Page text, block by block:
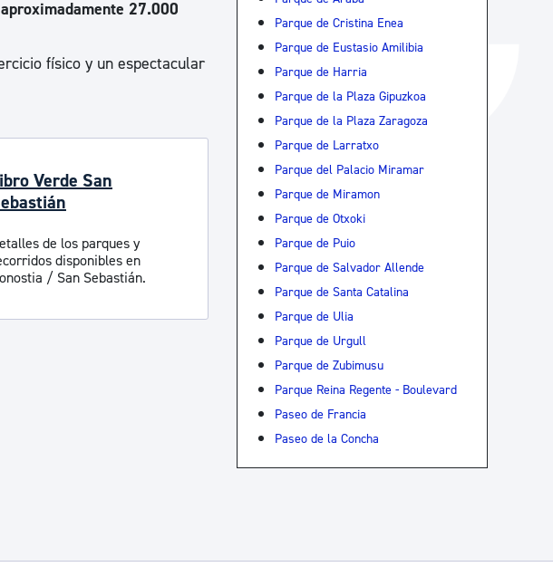
27.000
físico y un espectacular
Verde San
de los parques y
disponibles en
/ San Sebastián.
Parque de Cristina Enea
Parque de Eustasio Amilibia
Parque de Harria
Parque de la Plaza Gipuzkoa
Parque de la Plaza Zaragoza
Parque de Larratxo
Parque del Palacio Miramar
Parque de Miramon
Parque de Otxoki
Parque de Puio
Parque de Salvador Allende
Parque de Santa Catalina
Parque de Ulia
Parque de Urgull
Parque de Zubimusu
Parque Reina Regente - Boulevard
Paseo de Francia
Paseo de la Concha